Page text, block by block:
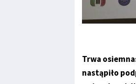
Trwa
nastąpiło